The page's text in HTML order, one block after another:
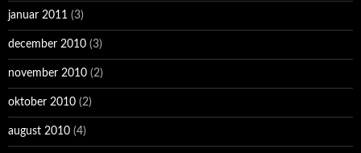
januar 2011 (3)
december 2010 (3)
november 2010 (2)
oktober 2010 (2)
august 2010 (4)